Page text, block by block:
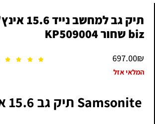
biz שחור KP509004
697.00₪
המלאי אזל
Samsonite תיק גב 15.6 אינץ' שחור